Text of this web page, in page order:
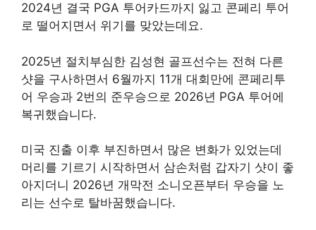
2024년 결국 PGA 투어카드까지 잃고 콘페리 투어
로 떨어지면서 위기를 맞았는데요.
2025년 절치부심한 김성현 골프선수는 전혀 다른
샷을 구사하면서 6월까지 11개 대회만에 콘페리투
어 우승과 2번의 준우승으로 2026년 PGA 투어에
복귀했습니다.
미국 진출 이후 부진하면서 많은 변화가 있었는데
머리를 기르기 시작하면서 삼손처럼 갑자기 샷이 좋
아지더니 2026년 개막전 소니오픈부터 우승을 노
리는 선수로 탈바꿈했습니다.